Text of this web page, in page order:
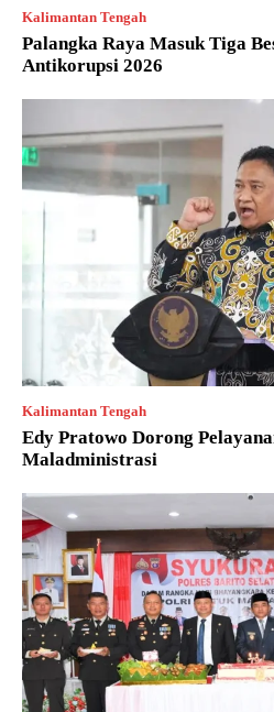
Kalimantan Tengah
Palangka Raya Masuk Tiga
Antikorupsi 2026
Kalimantan Tengah
Edy Pratowo Dorong
Maladministrasi